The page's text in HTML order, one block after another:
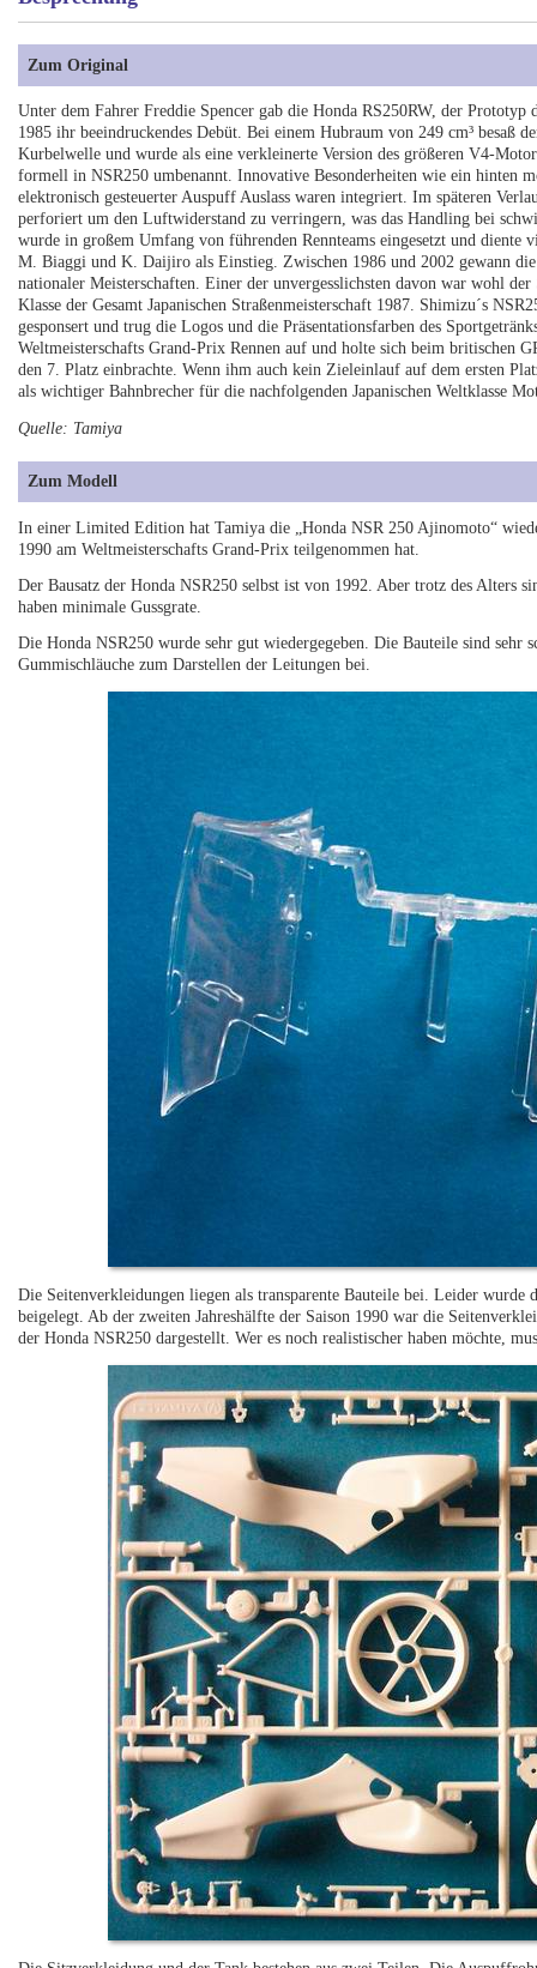
Zum Original
Unter dem Fahrer Freddie Spencer gab die Honda RS250RW, der
1985 ihr beeindruckendes Debüt. Bei einem Hubraum von 249 cm³ besaß
Kurbelwelle und wurde als eine verkleinerte Version des größeren V4-
formell in NSR250 umbenannt. Innovative Besonderheiten wie ein hinten
elektronisch gesteuerter Auspuff Auslass waren integriert. Im späteren
perforiert um den Luftwiderstand zu verringern, was das Handling bei
wurde in großem Umfang von führenden Rennteams eingesetzt und
M. Biaggi und K. Daijiro als Einstieg. Zwischen 1986 und 2002 gewann
nationaler Meisterschaften. Einer der unvergesslichsten davon war wohl
Klasse der Gesamt Japanischen Straßenmeisterschaft 1987. Shimizu´s
gesponsert und trug die Logos und die Präsentationsfarben des
Weltmeisterschafts Grand-Prix Rennen auf und holte sich beim britischen
den 7. Platz einbrachte. Wenn ihm auch kein Zieleinlauf auf dem ersten
als wichtiger Bahnbrecher für die nachfolgenden Japanischen Weltklasse
Quelle: Tamiya
Zum Modell
In einer Limited Edition hat Tamiya die „Honda NSR 250 Ajinomoto“
1990 am Weltmeisterschafts Grand-Prix teilgenommen hat.
Der Bausatz der Honda NSR250 selbst ist von 1992. Aber trotz des Alters
haben minimale Gussgrate.
Die Honda NSR250 wurde sehr gut wiedergegeben. Die Bauteile sind sehr
Gummischläuche zum Darstellen der Leitungen bei.
Die Seitenverkleidungen liegen als transparente Bauteile bei. Leider
beigelegt. Ab der zweiten Jahreshälfte der Saison 1990 war die
der Honda NSR250 dargestellt. Wer es noch realistischer haben möchte,